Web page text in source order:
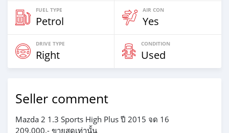
FUEL TYPE
Petrol
AIR CON
Yes
DRIVE TYPE
Right
CONDITION
Used
Seller comment
Mazda 2 1.3 Sports High Plus ปี 2015 จด 16
209,000.- ขายสดเท่านั้น